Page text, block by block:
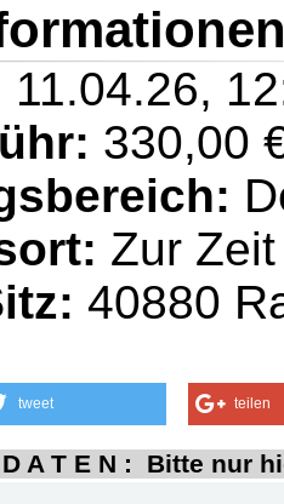
11.04.26,
330,00
Zur
40880
tweet teilen
A T E N : Bitte nur